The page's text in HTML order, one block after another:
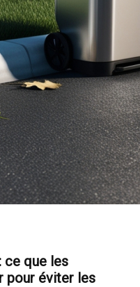
ce que les
pour éviter les